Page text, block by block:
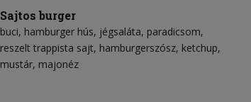
Sajtos burger
buci hamburger hús jégsaláta paradicsom
reszelt trappista sajt hamburgerszósz ketchup
mustár majonéz